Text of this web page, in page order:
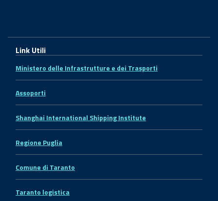
Link Utili
Ministero delle Infrastrutture e dei Trasporti
Assoporti
Shanghai International Shipping Institute
Regione Puglia
Comune di Taranto
Taranto logistica